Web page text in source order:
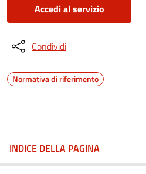
Accedi al servizio
Condividi
Normativa di riferimento
INDICE DELLA PAGINA